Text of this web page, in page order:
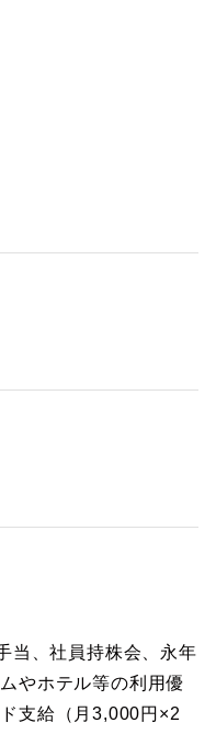
当、社員持株会、永年
やホテル等の利用優
支給（月3,000円×2